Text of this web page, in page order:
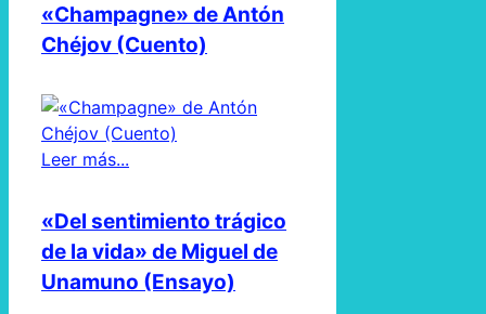
«Champagne» de Antón
Chéjov (Cuento)
Leer más...
«Del sentimiento trágico
de la vida» de Miguel de
Unamuno (Ensayo)